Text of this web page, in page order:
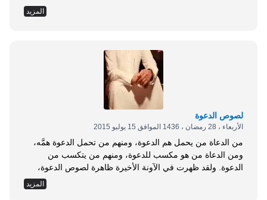
يتوعد، هكذا يكون رد فعله، فإن لم يتدارك نفسه ضيعها، وإن لم
يضبط أخلاقه دمرها. يقول الإمام أبو حامد الغزالي: &laquo;الغضب
المزيد
لصوص الدعوة
الأربعاء ، 28 رمضان ، 1436 الموافق 15 يوليو 2015
من الدعاة من يحمل هم الدعوة، ومنهم من تحمل الدعوة همَّه،
ومن الدعاة من هو مكسب للدعوة، ومنهم من يتكسب من
الدعوة. ولقد ظهرت في الآونة الأخيرة ظاهرة لصوص الدعوة،
الذين سرقوا شرفها، وأهانوا كرامتها، ولم يراعوا لها حرمة،
فتطاولوا عليها بأيديهم وألسنتهم، فأخذوا من حرز الدعوة ما يوجب
المزيد